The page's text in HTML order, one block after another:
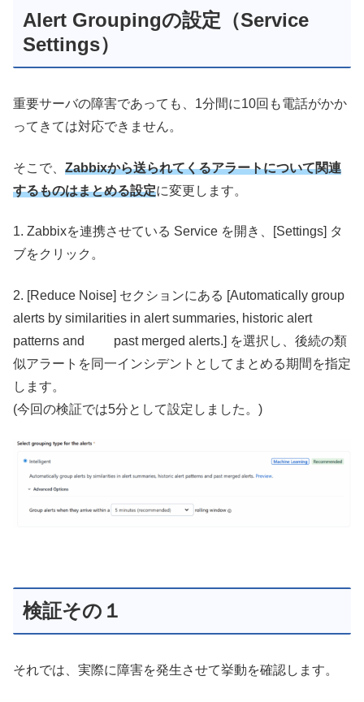
Alert Groupingの設定（Service
Settings）
重要サーバの障害であっても、1分間に10回も電話がかか
ってきては対応できません。
そこで、 Zabbixから送られてくるアラートについて関連
するものはまとめる設定に変更します。
1. Zabbixを連携させている Service を開き、[Settings] タ
ブをクリック。
2. [Reduce Noise] セクションにある [Automatically group
alerts by similarities in alert summaries, historic alert
patterns and past merged alerts.] を選択し、後続の類
似アラートを同一インシデントとしてまとめる期間を指定
します。
(今回の検証では5分として設定しました。)
検証その１
それでは、実際に障害を発生させて挙動を確認します。